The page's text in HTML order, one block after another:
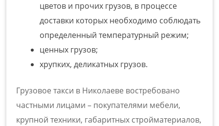
цветов и прочих грузов, в процессе
доставки которых необходимо соблюдать
определенный температурный режим;
ценных грузов;
хрупких, деликатных грузов.
Грузовое такси в Николаеве востребовано
частными лицами – покупателями мебели,
крупной техники, габаритных стройматериалов,